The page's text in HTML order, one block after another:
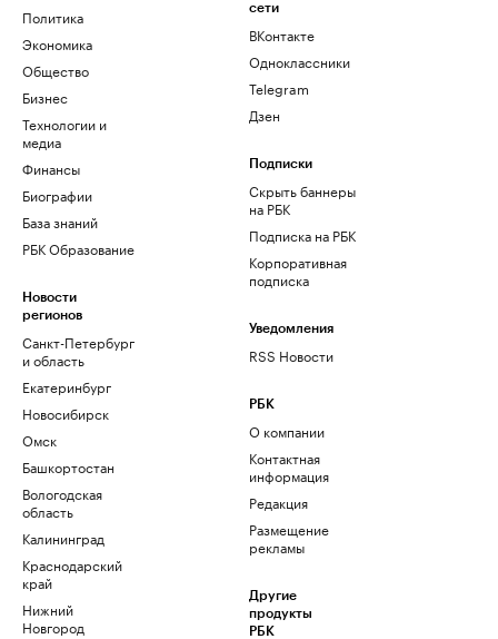
Политика
Экономика
Общество
Бизнес
Технологии и
медиа
Финансы
Биографии
База знаний
РБК Образование
Новости
регионов
Санкт-Петербург
и область
Екатеринбург
Новосибирск
Омск
Башкортостан
Вологодская
область
Калининград
Краснодарский
край
Нижний
Новгород
сети
ВКонтакте
Одноклассники
Telegram
Дзен
Подписки
Скрыть баннеры
на РБК
Подписка на РБК
Корпоративная
подписка
Уведомления
RSS Новости
РБК
О компании
Контактная
информация
Редакция
Размещение
рекламы
Другие
продукты
РБК